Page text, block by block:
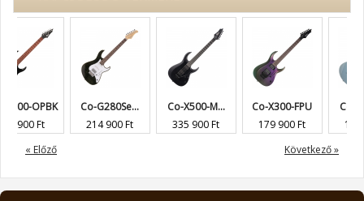
« Előző
OPBK
Ft
Co-G280Se...
214 900 Ft
Co-X500-M...
335 900 Ft
Co-X300-FPU
179 900 Ft
Co-
119
Következő »